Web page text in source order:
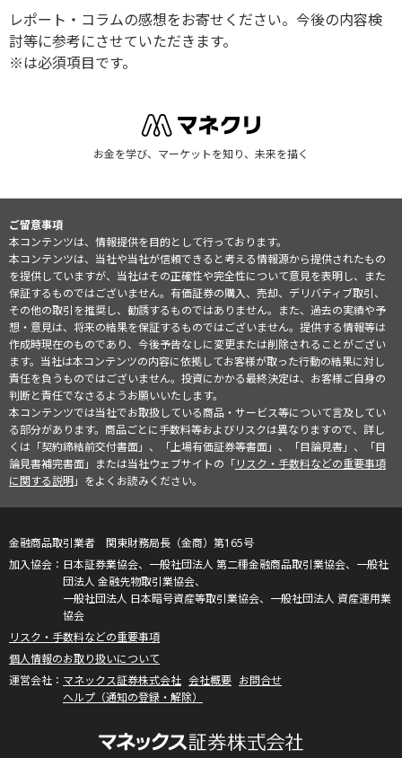
レポート・コラムの感想をお寄せください。今後の内容検
討等に参考にさせていただきます。
※は必須項目です。
お金を学び、マーケットを知り、未来を描く
ご留意事項
本コンテンツは、情報提供を目的として行っております。
本コンテンツは、当社や当社が信頼できると考える情報源から提供されたもの
を提供していますが、当社はその正確性や完全性について意見を表明し、また
保証するものではございません。有価証券の購入、売却、デリバティブ取引、
その他の取引を推奨し、勧誘するものではありません。また、過去の実績や予
想・意見は、将来の結果を保証するものではございません。提供する情報等は
作成時現在のものであり、今後予告なしに変更または削除されることがござい
ます。当社は本コンテンツの内容に依拠してお客様が取った行動の結果に対し
責任を負うものではございません。投資にかかる最終決定は、お客様ご自身の
判断と責任でなさるようお願いいたします。
本コンテンツでは当社でお取扱している商品・サービス等について言及してい
る部分があります。商品ごとに手数料等およびリスクは異なりますので、詳し
くは「契約締結前交付書面」、「上場有価証券等書面」、「目論見書」、「目
論見書補完書面」または当社ウェブサイトの「リスク・手数料などの重要事項
に関する説明」をよくお読みください。
金融商品取引業者 関東財務局長（金商）第165号
日本証券業協会、一般社団法人 第二種金融商品取引業協会、一般社
団法人 金融先物取引業協会、
一般社団法人 日本暗号資産等取引業協会、一般社団法人 資産運用業
協会
リスク・手数料などの重要事項
個人情報のお取り扱いについて
マネックス証券株式会社 会社概要 お問合せ
ヘルプ（通知の登録・解除）